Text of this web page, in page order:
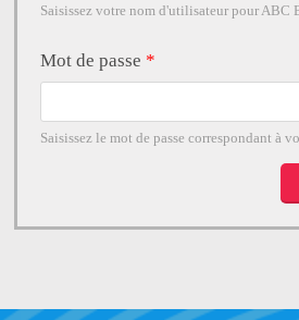
Saisissez votre nom d'utilisateur pour ABC
Mot de passe *
Saisissez le mot de passe correspondant à